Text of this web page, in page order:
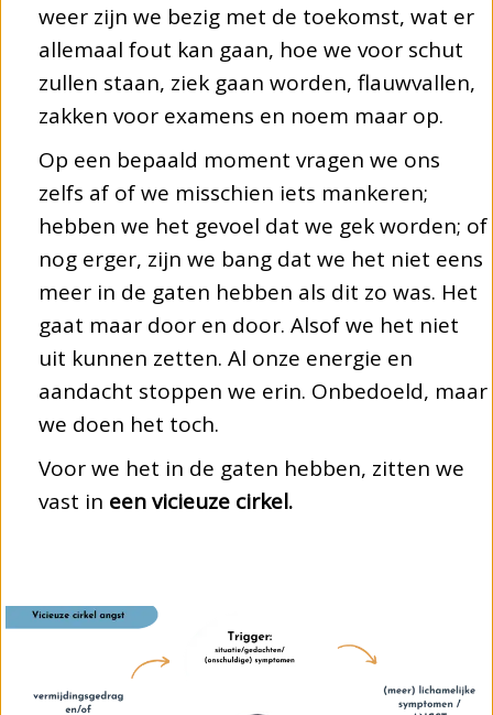
weer zijn we bezig met de toekomst, wat er
allemaal fout kan gaan, hoe we voor schut
zullen staan, ziek gaan worden, flauwvallen,
zakken voor examens en noem maar op.
Op een bepaald moment vragen we ons
zelfs af of we misschien iets mankeren;
hebben we het gevoel dat we gek worden; of
nog erger, zijn we bang dat we het niet eens
meer in de gaten hebben als dit zo was. Het
gaat maar door en door. Alsof we het niet
uit kunnen zetten. Al onze energie en
aandacht stoppen we erin. Onbedoeld, maar
we doen het toch.
Voor we het in de gaten hebben, zitten we
vast in een vicieuze cirkel.